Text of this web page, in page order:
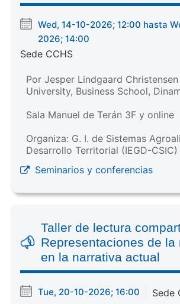
Wed, 14-10-2026; 12:00 hasta
2026; 14:00
Sede CCHS
Por Jesper Lindgaard
University, Business School,
Sala Manuel de Terán 3F y online
Organiza: G. I. de Sistemas
Desarrollo Territorial (IEGD-CSIC)
Seminarios y conferencias
Taller de lectura
Representaciones de la
en la narrativa actual
Tue, 20-10-2026; 16:00 Sede